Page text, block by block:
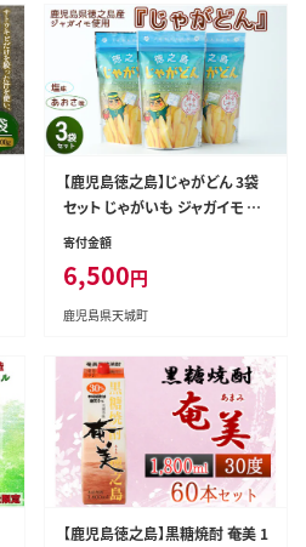
【鹿児島徳之島】じゃがどん 3袋
セット じゃがいも ジャガイモ ス
ナック菓子 お菓子 おやつ AU-1-
寄付金額
6,500円
鹿児島県天城町
【鹿児島徳之島】黒糖焼酎 奄美 1